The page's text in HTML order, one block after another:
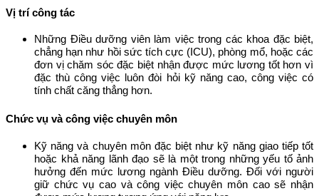
Vị trí công tác
Những Điều dưỡng viên làm việc trong các khoa đặc biệt,
chẳng hạn như hồi sức tích cực (ICU), phòng mổ, hoặc các
đơn vị chăm sóc đặc biệt nhận được mức lương tốt hơn vì
đặc thù công việc luôn đòi hỏi kỹ năng cao, công việc có
tính chất căng thẳng hơn.
Chức vụ và công việc chuyên môn
Kỹ năng và chuyên môn đặc biệt như kỹ năng giao tiếp tốt
hoặc khả năng lãnh đạo sẽ là một trong những yếu tố ảnh
hưởng đến mức lương ngành Điều dưỡng. Đối với người
giữ chức vụ cao và công việc chuyên môn cao sẽ nhận